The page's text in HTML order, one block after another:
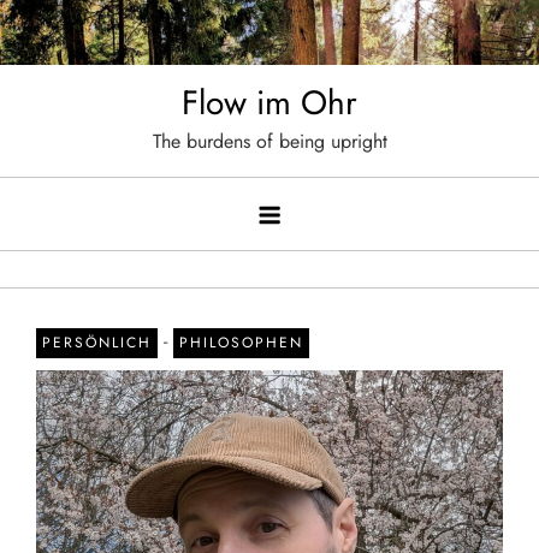
Skip
to
Flow im Ohr
The burdens of being upright
PERSÖNLICH - PHILOSOPHEN